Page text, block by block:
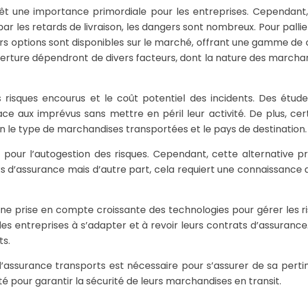
une importance primordiale pour les entreprises.
les retards de livraison, les dangers sont nombreux. Pour
options sont disponibles sur le marché, offrant une gamme de
dépendront de divers facteurs, dont la nature des
encourus et le coût potentiel des incidents. Des
aux imprévus sans mettre en péril leur activité. De plus,
le type de marchandises transportées et le pays de destination.
l’autogestion des risques. Cependant, cette alternative
mais d’autre part, cela requiert une connaissance
prise en compte croissante des technologies pour gérer les
entreprises à s’adapter et à revoir leurs contrats
transports est nécessaire pour s’assurer de sa
pour garantir la sécurité de leurs marchandises en transit.